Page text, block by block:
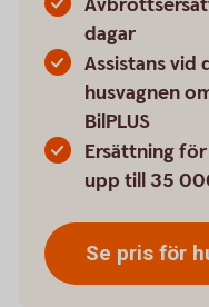
dagar
Assistans
husvagnen
BilPLUS
Ersättning
upp till 35
Se pris för